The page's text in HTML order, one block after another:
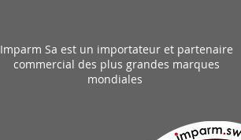
Imparm Sa est un importateur et partenaire
commercial des plus grandes marques
mondiales